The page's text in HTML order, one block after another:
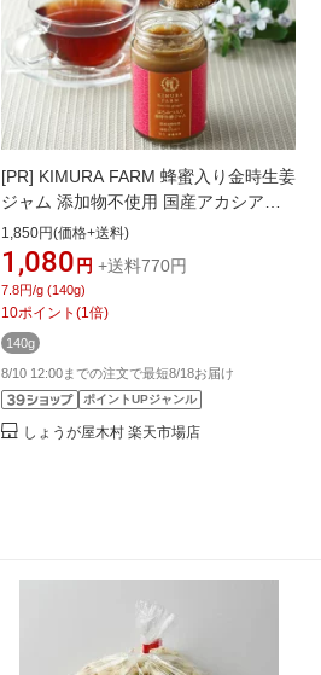
[PR] KIMURA FARM 蜂蜜入り金時生姜
ジャム 添加物不使用 国産アカシア蜂
蜜使用 140g 国産 生姜 しょうが屋木村
ショウガ はちみつ ハチミツ 生姜紅茶
ジンジャー 健康 美容 お取り寄せ ご当
地 無添加食品 贈り物
1,850円(価格+送料)
1,080 円 +送料770円
7.8円/g (140g)
10ポイント (1倍)
140g
8/10 12:00までの注文で最短8/18お届け
ポイントUPジャンル
しょうが屋木村 楽天市場店